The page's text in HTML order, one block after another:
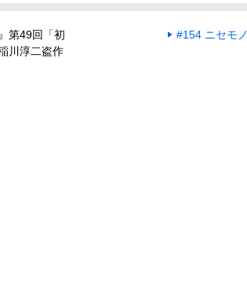
第49回「初
川淳二盗作
#154 ニセモノ